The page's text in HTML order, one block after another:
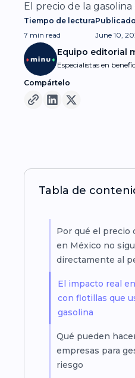
El precio de la
Tiempo de lectura
7 min read
June 10,
Equipo editorial
Especialistas en
Compártelo
Tabla de
Por qué el precio
en México no
directamente al
El impacto real
con flotillas que
gasolina
Qué pueden
empresas para
riesgo